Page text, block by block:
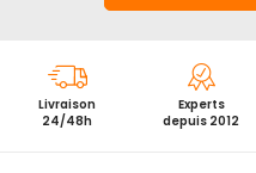
Livraison
24/48h
Experts
depuis 2012